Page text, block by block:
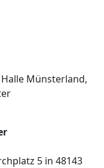
Münsterland,
5 in 48143